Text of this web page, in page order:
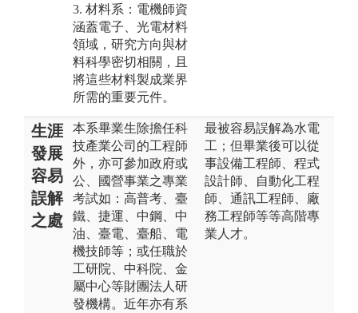
3. 材料系：電機師資
涵蓋電子、光電材料
領域，研究方向與材
料科學密切相關，且
將這些材料製成業界
所需的重要元件。
生涯
發展
容易
誤解
之處
本系畢業生除擔任科
技產業公司的工程師
外，亦可參加政府或
公、國營事業之專業
考試如：高普考、臺
鐵、捷運、中鋼、中
油、臺電、臺船、電
機技師等；或任職於
工研院、中科院、金
屬中心等財團法人研
發機構。近年亦有系
最被容易誤解為水電
工；但畢業後可以從
事設備工程師、程式
設計師、自動化工程
師、通訊工程師、廠
務工程師等等高階專
業人才。